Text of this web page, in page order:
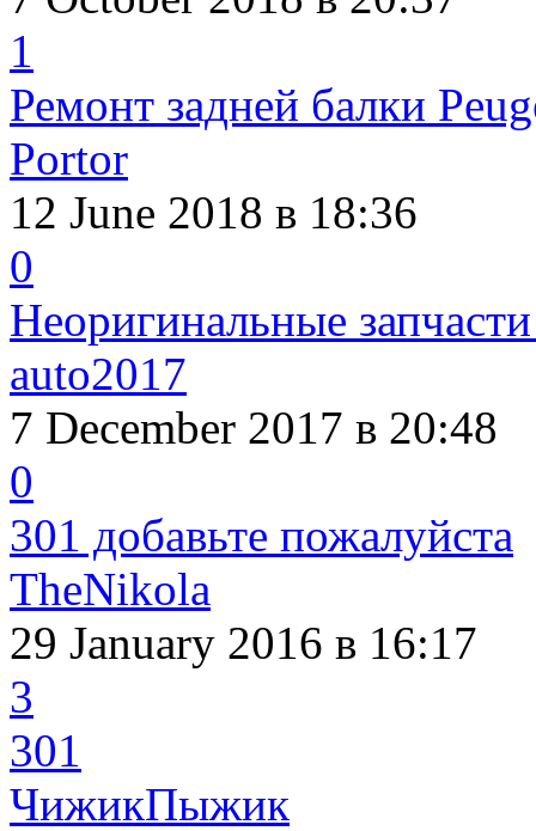
1
Ремонт задней балки
Portor
12 June 2018 в 18:36
0
Неоригинальные
auto2017
7 December 2017 в 20:48
0
301 добавьте пожалуйста
TheNikola
29 January 2016 в 16:17
3
301
ЧижикПыжик